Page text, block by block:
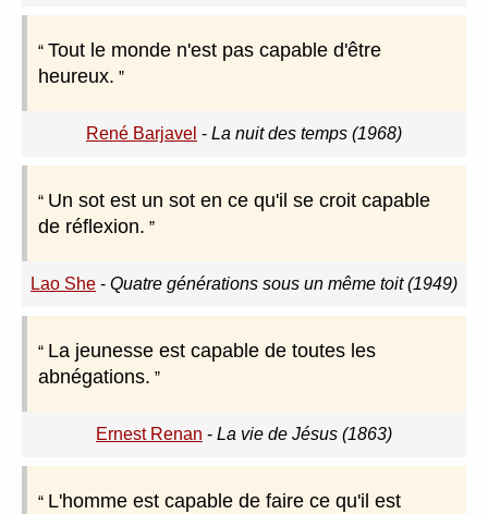
Tout le monde n'est pas capable d'être
heureux.
René Barjavel - La nuit des temps (1968)
Un sot est un sot en ce qu'il se croit capable
de réflexion.
Lao She - Quatre générations sous un même toit (1949)
La jeunesse est capable de toutes les
abnégations.
Ernest Renan - La vie de Jésus (1863)
L'homme est capable de faire ce qu'il est